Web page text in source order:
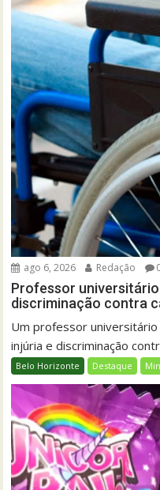
ago 6, 2026 Redação
Professor
discriminação contra
Um professor
injúria e discriminação
Belo Horizonte Destaque